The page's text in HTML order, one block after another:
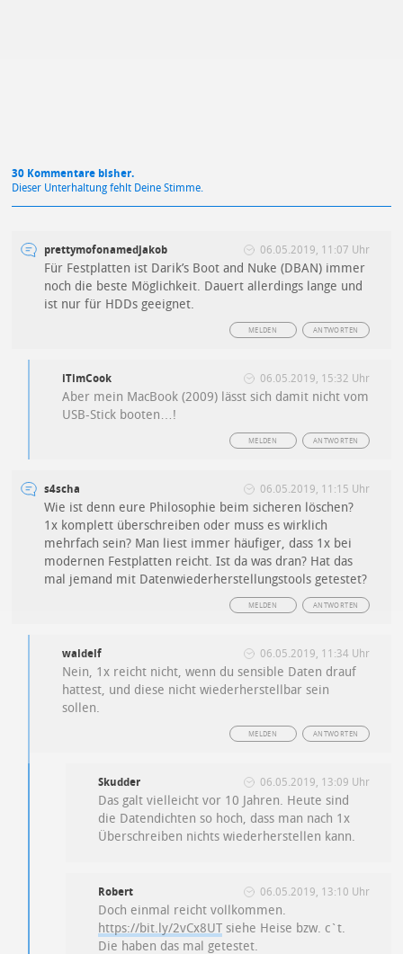
30 Kommentare bisher.
Dieser Unterhaltung fehlt Deine Stimme.
prettymofonamedjakob 06.05.2019, 11:07 Uhr
Für Festplatten ist Darik’s Boot and Nuke (DBAN) immer
noch die beste Möglichkeit. Dauert allerdings lange und
ist nur für HDDs geeignet.
ANTWORTEN
MELDEN
iTimCook 06.05.2019, 15:32 Uhr
Aber mein MacBook (2009) lässt sich damit nicht vom
USB-Stick booten…!
ANTWORTEN
MELDEN
s4scha 06.05.2019, 11:15 Uhr
Wie ist denn eure Philosophie beim sicheren löschen?
1x komplett überschreiben oder muss es wirklich
mehrfach sein? Man liest immer häufiger, dass 1x bei
modernen Festplatten reicht. Ist da was dran? Hat das
mal jemand mit Datenwiederherstellungstools getestet?
ANTWORTEN
MELDEN
waldelf 06.05.2019, 11:34 Uhr
Nein, 1x reicht nicht, wenn du sensible Daten drauf
hattest, und diese nicht wiederherstellbar sein
sollen.
ANTWORTEN
MELDEN
Skudder 06.05.2019, 13:09 Uhr
Das galt vielleicht vor 10 Jahren. Heute sind
die Datendichten so hoch, dass man nach 1x
Überschreiben nichts wiederherstellen kann.
Robert 06.05.2019, 13:10 Uhr
Doch einmal reicht vollkommen.
https://bit.ly/2vCx8UT siehe Heise bzw. c`t.
Die haben das mal getestet.